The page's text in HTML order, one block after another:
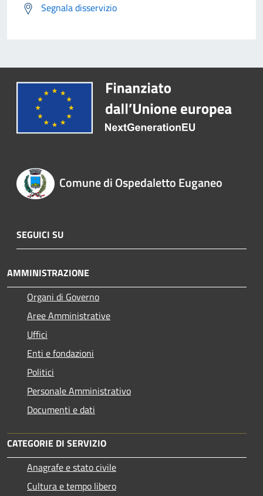
Segnala disservizio
Comune di Ospedaletto Euganeo
SEGUICI SU
AMMINISTRAZIONE
Organi di Governo
Aree Amministrative
Uffici
Enti e fondazioni
Politici
Personale Amministrativo
Documenti e dati
CATEGORIE DI SERVIZIO
Anagrafe e stato civile
Cultura e tempo libero